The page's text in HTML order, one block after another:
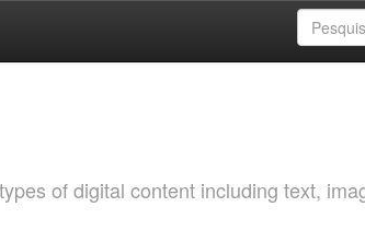
of digital content including text,